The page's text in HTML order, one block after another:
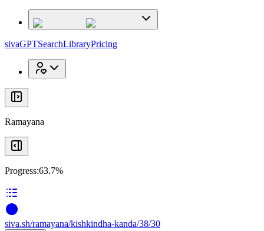
sivaGPTSearchLibraryPricing
Ramayana
Progress:63.7%
siva.sh/ramayana/kishkindha-kanda/38/30